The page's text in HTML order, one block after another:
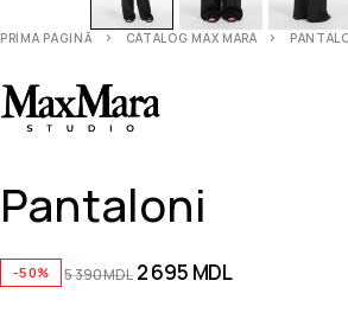
PRIMA PAGINĂ CATALOG MAX MARA
Pantaloni
-50% 5 390MDL 2 695 MDL